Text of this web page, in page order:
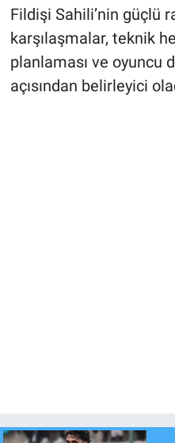
Fildişi Sahili’nin güçlü
karşılaşmalar, teknik
planlaması ve oyuncu
açısından belirleyici